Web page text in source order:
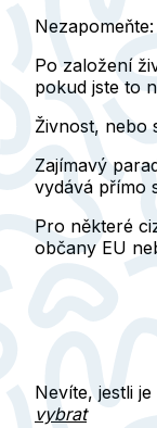
Nezapomeňte:
Po založení
pokud jste to
Živnost, nebo
Zajímavý
vydává přímo
Pro některé
občany EU
Nevíte, jestli
vybrat